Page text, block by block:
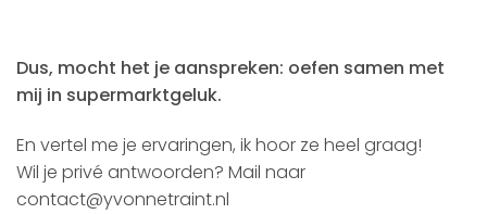
Dus, mocht het je aanspreken: oefen samen met
mij in supermarktgeluk.
En vertel me je ervaringen, ik hoor ze heel graag!
Wil je privé antwoorden? Mail naar
contact@yvonnetraint.nl